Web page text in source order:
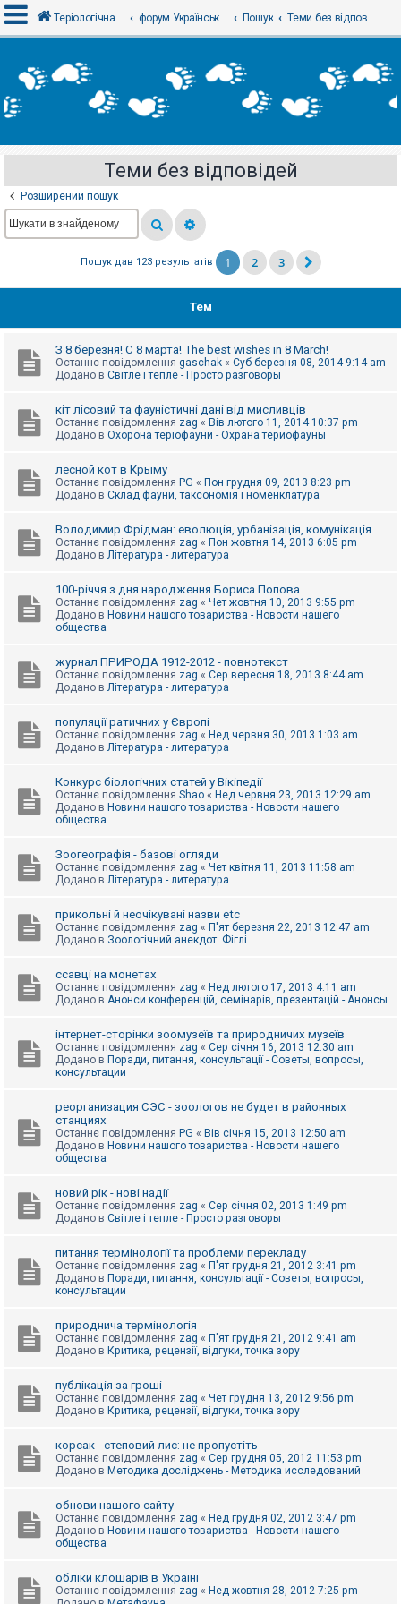
х
і
е
с
т
р
я
е
и
з
е
и
е
ш
к
м
г
Теріологічна школа форум Українського теріологічного товариства Пошук Теми без відповідей
Теми без відповідей
Розширений пошук
Пошук дав 123 результатів 1 2 3
Тем
З 8 березня! С 8 марта! The best wishes in 8 March!
Останнє повідомлення gaschak « Суб березня 08, 2014 9:14 am
Додано в Світле і тепле - Просто разговоры
кіт лісовий та фауністичні дані від мисливців
Останнє повідомлення zag « Вів лютого 11, 2014 10:37 pm
Додано в Охорона теріофауни - Охрана териофауны
лесной кот в Крыму
Останнє повідомлення PG « Пон грудня 09, 2013 8:23 pm
Додано в Склад фауни, таксономія і номенклатура
Володимир Фрідман: еволюція, урбанізація, комунікація
Останнє повідомлення zag « Пон жовтня 14, 2013 6:05 pm
Додано в Література - литература
100-річчя з дня народження Бориса Попова
Останнє повідомлення zag « Чет жовтня 10, 2013 9:55 pm
Додано в Новини нашого товариства - Новости нашего
общества
журнал ПРИРОДА 1912-2012 - повнотекст
Останнє повідомлення zag « Сер вересня 18, 2013 8:44 am
Додано в Література - литература
популяції ратичних у Європі
Останнє повідомлення zag « Нед червня 30, 2013 1:03 am
Додано в Література - литература
Конкурс біологічних статей у Вікіпедії
Останнє повідомлення Shao « Нед червня 23, 2013 12:29 am
Додано в Новини нашого товариства - Новости нашего
общества
Зоогеографія - базові огляди
Останнє повідомлення zag « Чет квітня 11, 2013 11:58 am
Додано в Література - литература
прикольні й неочікувані назви etc
Останнє повідомлення zag « П'ят березня 22, 2013 12:47 am
Додано в Зоологічний анекдот. Фіглі
ссавці на монетах
Останнє повідомлення zag « Нед лютого 17, 2013 4:11 am
Додано в Анонси конференцій, семінарів, презентацій - Анонсы
інтернет-сторінки зоомузеїв та природничих музеїв
Останнє повідомлення zag « Сер січня 16, 2013 12:30 am
Додано в Поради, питання, консультації - Советы, вопросы,
консультации
реорганизация СЭС - зоологов не будет в районных
станциях
Останнє повідомлення PG « Вів січня 15, 2013 12:50 am
Додано в Новини нашого товариства - Новости нашего
общества
новий рік - нові надії
Останнє повідомлення zag « Сер січня 02, 2013 1:49 pm
Додано в Світле і тепле - Просто разговоры
питання термінології та проблеми перекладу
Останнє повідомлення zag « П'ят грудня 21, 2012 3:41 pm
Додано в Поради, питання, консультації - Советы, вопросы,
консультации
природнича термінологія
Останнє повідомлення zag « П'ят грудня 21, 2012 9:41 am
Додано в Критика, рецензії, відгуки, точка зору
публікація за гроші
Останнє повідомлення zag « Чет грудня 13, 2012 9:56 pm
Додано в Критика, рецензії, відгуки, точка зору
корсак - степовий лис: не пропустіть
Останнє повідомлення zag « Сер грудня 05, 2012 11:53 pm
Додано в Методика досліджень - Методика исследований
обнови нашого сайту
Останнє повідомлення zag « Нед грудня 02, 2012 3:47 pm
Додано в Новини нашого товариства - Новости нашего
общества
обліки клошарів в Україні
Останнє повідомлення zag « Нед жовтня 28, 2012 7:25 pm